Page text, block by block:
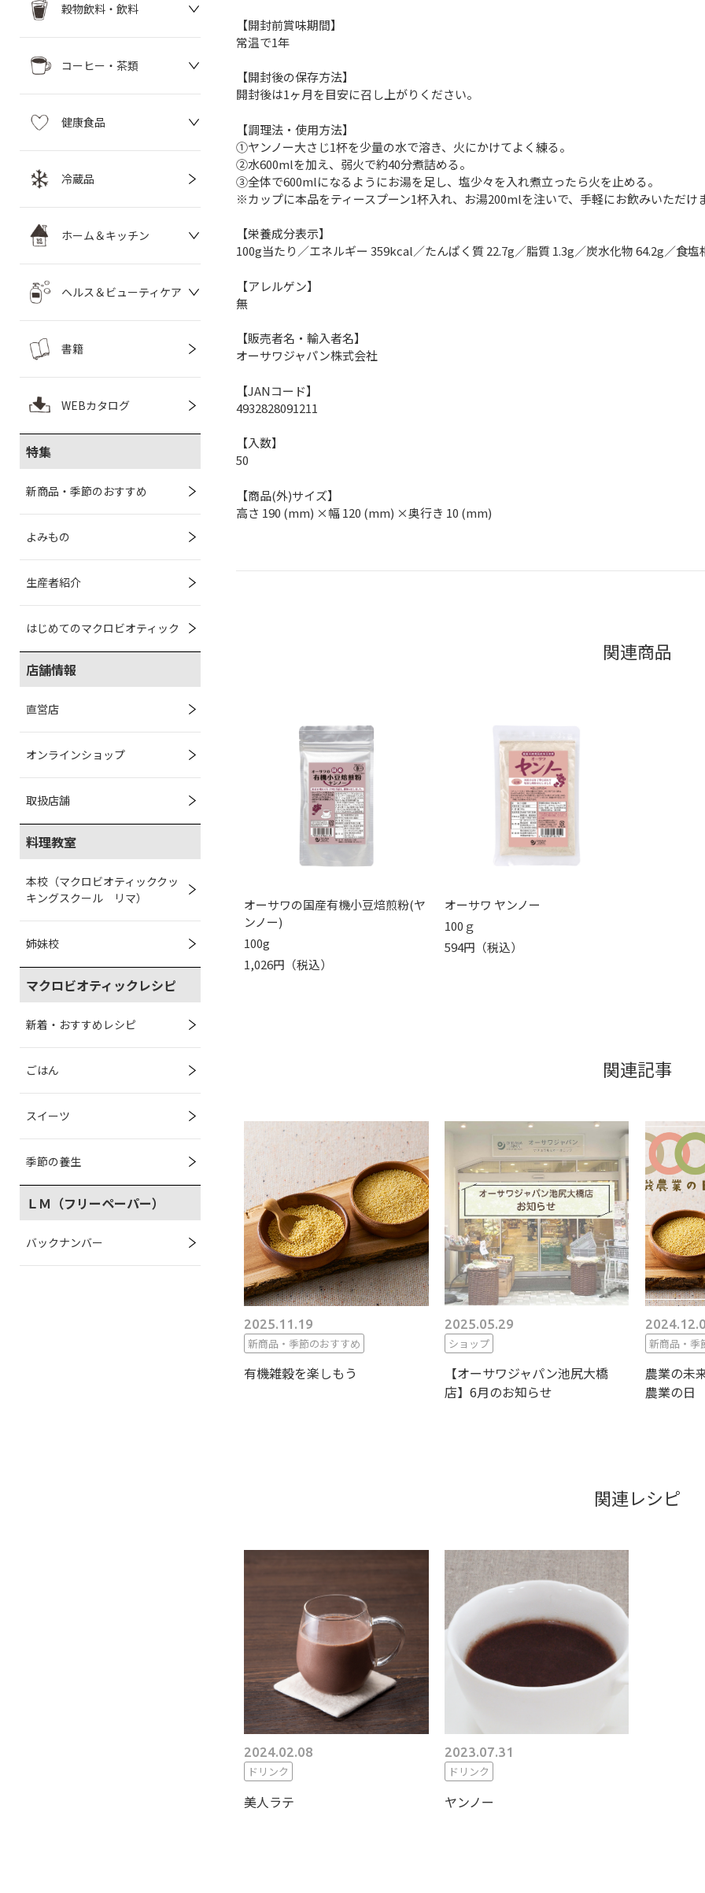
穀物飲料・飲料
コーヒー・茶類
健康食品
冷蔵品
ホーム＆キッチン
ヘルス＆ビューティケア
書籍
WEBカタログ
特集
新商品・季節のおすすめ
よみもの
生産者紹介
はじめてのマクロビオティック
店舗情報
直営店
オンラインショップ
取扱店舗
料理教室
本校（マクロビオティッククッ
キングスクール リマ）
姉妹校
マクロビオティックレシピ
新着・おすすめレシピ
ごはん
スイーツ
季節の養生
ＬＭ（フリーペーパー）
バックナンバー
【開封前賞味期間】
常温で1年
【開封後の保存方法】
開封後は1ヶ月を目安に召し上がりください。
【調理法・使用方法】
①ヤンノー大さじ1杯を少量の水で溶き、火にかけてよく練る。
②水600mlを加え、弱火で約40分煮詰める。
③全体で600mlになるようにお湯を足し、塩少々を入れ煮立ったら火を止める。
※カップに本品をティースプーン1杯入れ、お湯200mlを注いで、手軽にお飲みいただけ
【栄養成分表示】
100g当たり／エネルギー 359kcal／たんぱく質 22.7g／脂質 1.3g／炭水化物 64.2g／食塩
【アレルゲン】
無
【販売者名・輸入者名】
オーサワジャパン株式会社
【JANコード】
4932828091211
【入数】
50
【商品(外)サイズ】
高さ 190 (mm) ×幅 120 (mm) ×奥行き 10 (mm)
関連商品
オーサワの国産有機小豆焙煎粉(ヤ
ンノー)
100g
1,026円（税込）
オーサワ ヤンノー
100ｇ
594円（税込）
関連記事
2025.11.19
新商品・季節のおすすめ
有機雑穀を楽しもう
2025.05.29
ショップ
【オーサワジャパン池尻大橋
店】6月のお知らせ
新商品・季
農業の未
農業の日
関連レシピ
2024.02.08
ドリンク
美人ラテ
2023.07.31
ドリンク
ヤンノー